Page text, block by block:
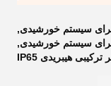
,
,